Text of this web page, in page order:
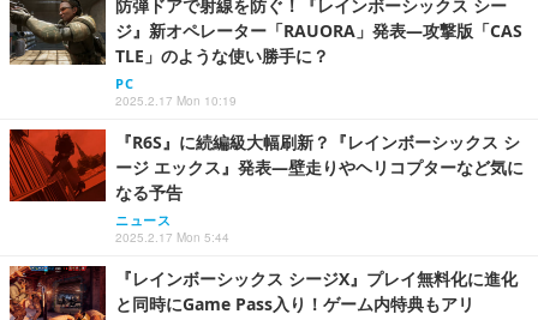
防弾ドアで射線を防ぐ！『レインボーシックス シー
ジ』新オペレーター「RAUORA」発表―攻撃版「CAS
TLE」のような使い勝手に？
PC
2025.2.17 Mon 10:19
『R6S』に続編級大幅刷新？『レインボーシックス シ
ージ エックス』発表―壁走りやヘリコプターなど気に
なる予告
ニュース
2025.2.17 Mon 5:44
『レインボーシックス シージX』プレイ無料化に進化
と同時にGame Pass入り！ゲーム内特典もアリ